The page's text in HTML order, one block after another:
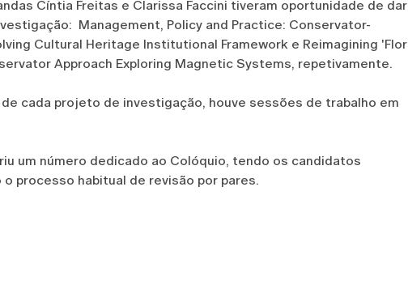
Cíntia Freitas e Clarissa Faccini tiveram oportunidade de dar
Management, Policy and Practice: Conservator-
Cultural Heritage Institutional Framework e Reimagining 'Flor
Approach Exploring Magnetic Systems, repetivamente.
cada projeto de investigação, houve sessões de trabalho em
um número dedicado ao Colóquio, tendo os candidatos
processo habitual de revisão por pares.